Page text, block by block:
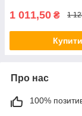
1 011,50 ₴ 1
Купити
Про нас
100%